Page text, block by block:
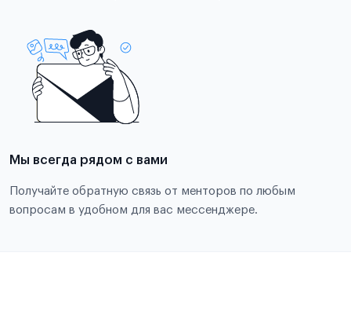
Мы всегда рядом с вами
Получайте обратную связь от менторов по любым
вопросам в удобном для вас мессенджере.